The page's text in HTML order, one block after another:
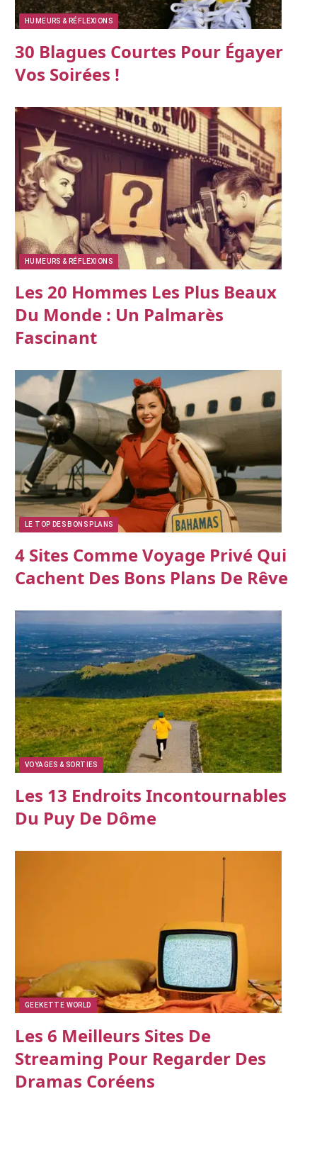
HUMEURS & RÉFLEXIONS
30 Blagues Courtes Pour Égayer
Vos Soirées !
HUMEURS & RÉFLEXIONS
Les 20 Hommes Les Plus Beaux
Du Monde : Un Palmarès
Fascinant
LE TOP DES BONS PLANS
4 Sites Comme Voyage Privé Qui
Cachent Des Bons Plans De Rêve
VOYAGES & SORTIES
Les 13 Endroits Incontournables
Du Puy De Dôme
GEEKETTE WORLD
Les 6 Meilleurs Sites De
Streaming Pour Regarder Des
Dramas Coréens